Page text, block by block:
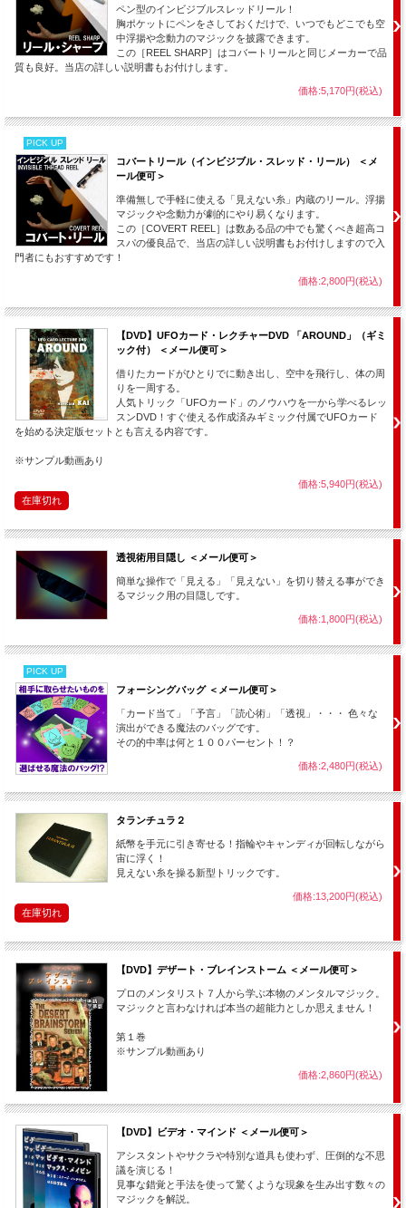
ペン型のインビジブルスレッドリール！
胸ポケットにペンをさしておくだけで、いつでもどこでも空
中浮揚や念動力のマジックを披露できます。
この［REEL SHARP］はコバートリールと同じメーカーで品
質も良好。当店の詳しい説明書もお付けします。
価格:5,170円(税込)
PICK UP
コバートリール（インビジブル・スレッド・リール） ＜メ
ール便可＞
準備無しで手軽に使える「見えない糸」内蔵のリール。浮揚
マジックや念動力が劇的にやり易くなります。
この［COVERT REEL］は数ある品の中でも驚くべき超高コ
スパの優良品で、当店の詳しい説明書もお付けしますので入
門者にもおすすめです！
価格:2,800円(税込)
【DVD】UFOカード・レクチャーDVD 「AROUND」（ギミ
ック付） ＜メール便可＞
借りたカードがひとりでに動き出し、空中を飛行し、体の周
りを一周する。
人気トリック「UFOカード」のノウハウを一から学べるレッ
スンDVD！すぐ使える作成済みギミック付属でUFOカード
を始める決定版セットとも言える内容です。
※サンプル動画あり
価格:5,940円(税込)
在庫切れ
透視術用目隠し ＜メール便可＞
簡単な操作で「見える」「見えない」を切り替える事ができ
るマジック用の目隠しです。
価格:1,800円(税込)
PICK UP
フォーシングバッグ ＜メール便可＞
「カード当て」「予言」「読心術」「透視」・・・ 色々な
演出ができる魔法のバッグです。
その的中率は何と１００パーセント！？
価格:2,480円(税込)
タランチュラ２
紙幣を手元に引き寄せる！指輪やキャンディが回転しながら
宙に浮く！
見えない糸を操る新型トリックです。
価格:13,200円(税込)
在庫切れ
【DVD】デザート・ブレインストーム ＜メール便可＞
プロのメンタリスト７人から学ぶ本物のメンタルマジック。
マジックと言わなければ本当の超能力としか思えません！
第１巻
※サンプル動画あり
価格:2,860円(税込)
【DVD】ビデオ・マインド ＜メール便可＞
アシスタントやサクラや特別な道具も使わず、圧倒的な不思
議を演じる！
見事な錯覚と手法を使って驚くような現象を生み出す数々の
マジックを解説。